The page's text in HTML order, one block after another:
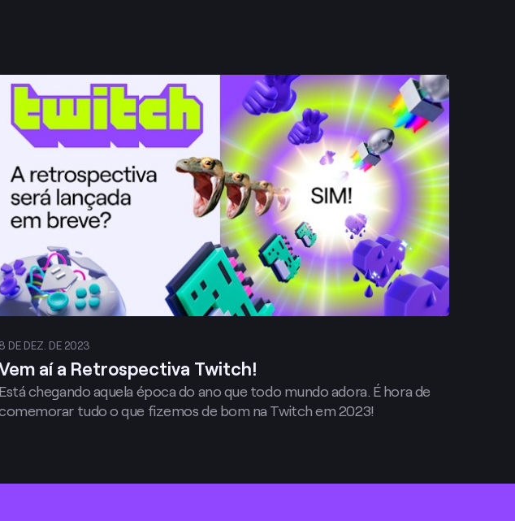
8 DE DEZ. DE 2023
aí a Retrospectiva Twitch!
Está chegando aquela época do ano que todo mundo adora. É hora de
tudo o que fizemos de bom na Twitch em 2023!
Publicar